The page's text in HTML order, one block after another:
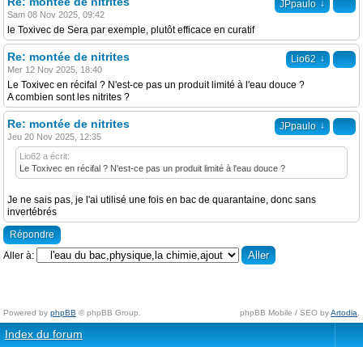
JPpaulo ↓
Sam 08 Nov 2025, 09:42
le Toxivec de Sera par exemple, plutôt efficace en curatif
Lio62 ↓
Re: montée de nitrites
Mer 12 Nov 2025, 18:40
Le Toxivec en récifal ? N'est-ce pas un produit limité à l'eau douce ?
A combien sont les nitrites ?
JPpaulo ↓
Re: montée de nitrites
Jeu 20 Nov 2025, 12:35
Lio62 a écrit:
Le Toxivec en récifal ? N'est-ce pas un produit limité à l'eau douce ?
Je ne sais pas, je l'ai utilisé une fois en bac de quarantaine, donc sans
invertébrés
Répondre
Aller à:
Powered by phpBB © phpBB Group. phpBB Mobile / SEO byArtodia
Index du forum